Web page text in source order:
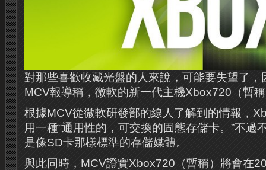
對那些喜歡收藏光盤的人來說，可能要失望了，
MCV報導稱，微軟的新一代主機Xbox720（暫
根據MCV從微軟研發部的線人了解到的情報，
用一種“通用性的，可交換的固態存儲卡。”不過
是像SD卡那樣標準的存儲媒體。
與此同時，MCV證實Xbox720（暫稱）將會在